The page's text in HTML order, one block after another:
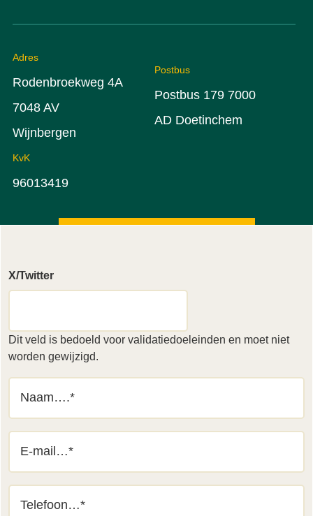
Adres
Rodenbroekweg 4A
7048 AV
Wijnbergen
Postbus
Postbus 179 7000
AD Doetinchem
KvK
96013419
X/Twitter
Dit veld is bedoeld voor validatiedoeleinden en moet niet
worden gewijzigd.
(Vereist)
(Vereist)
(Vereist)